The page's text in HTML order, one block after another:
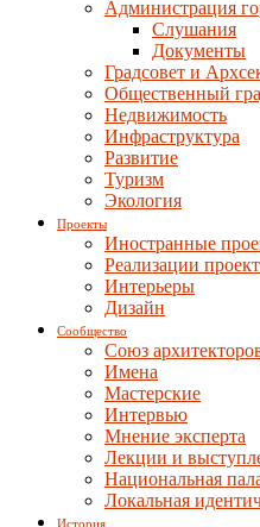
Администрация
Слушания
Документы
Градсовет и
Общественный
Недвижимость
Инфраструктура
Развитие
Туризм
Экология
Проекты
Иностранные
Реализации
Интерьеры
Дизайн
Сообщество
Союз
Имена
Мастерские
Интервью
Мнение эксперта
Лекции и
Национальная
Локальная
История